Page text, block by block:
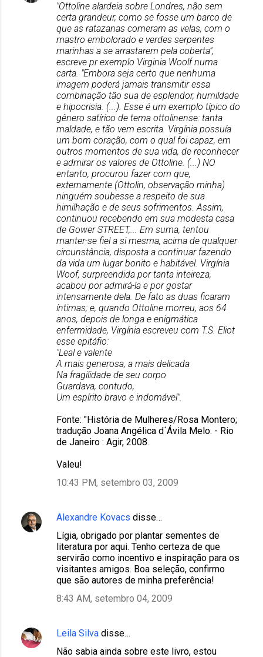
"Ottoline alardeia sobre Londres, não sem
certa grandeur, como se fosse um barco de
que as ratazanas comeram as velas, com o
mastro embolorado e verdes serpentes
marinhas a se arrastarem pela coberta",
escreve pr exemplo Virginia Woolf numa
carta. "Embora seja certo que nenhuma
imagem poderá jamais transmitir essa
combinação tão sua de esplendor, humildade
e hipocrisia. (...). Esse é um exemplo típico do
gênero satírico de tema ottolinense: tanta
maldade, e tão vem escrita. Virgínia possuía
um bom coração, com o qual foi capaz, em
outros momentos de sua vida, de reconhecer
e admirar os valores de Ottoline. (...) NO
entanto, procurou fazer com que,
externamente (Ottolin, observação minha)
ninguém soubesse a respeito de sua
himilhação e de seus sofrimentos. Assim,
continuou recebendo em sua modesta casa
de Gower STREET,... Em suma, tentou
manter-se fiel a si mesma, acima de qualquer
circunstância, disposta a continuar fazendo
da vida um lugar bonito e habitável. Virgínia
Woof, surpreendida por tanta inteireza,
acabou por admirá-la e por gostar
intensamente dela. De fato as duas ficaram
íntimas; e, quando Ottoline morreu, aos 64
anos, depois de longa e enigmática
enfermidade, Virgínia escreveu com T.S. Eliot
esse epitáfio:
"Leal e valente
A mais generosa, a mais delicada
Na fragilidade de seu corpo
Guardava, contudo,
Um espírito bravo e indomável".
Fonte: "História de Mulheres/Rosa Montero;
tradução Joana Angélica d´Ávila Melo. - Rio
de Janeiro : Agir, 2008.
Valeu!
10:43 PM, setembro 03, 2009
Alexandre Kovacs disse…
Lígia, obrigado por plantar sementes de
literatura por aqui. Tenho certeza de que
servirão como incentivo e inspiração para os
visitantes amigos. Boa seleção, confirmo
que são autores de minha preferência!
8:43 AM, setembro 04, 2009
Leila Silva disse…
Não sabia ainda sobre este livro, estou